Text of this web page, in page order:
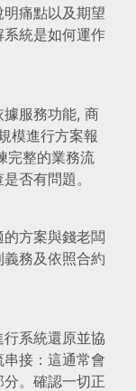
痛點以及期望
統是如何運作
服務功能, 商
模進行方案報
完整的業務流
否有問題。
方案與錢老闆
務及依照合約
系統還原並協
接：這通常會
。確認一切正